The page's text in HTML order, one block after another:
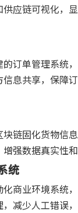
应链可视化，
订单管理系统
息共享，保障订
链固化货物信
强数据真实性
统
商业环境系统
减少人工错误